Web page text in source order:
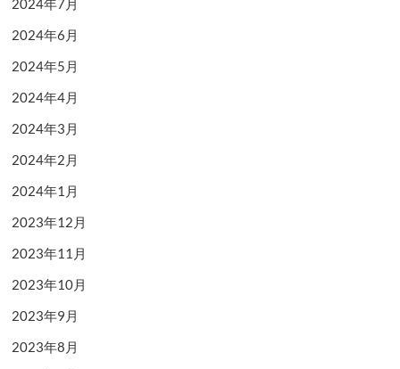
2024年7月
2024年6月
2024年5月
2024年4月
2024年3月
2024年2月
2024年1月
2023年12月
2023年11月
2023年10月
2023年9月
2023年8月